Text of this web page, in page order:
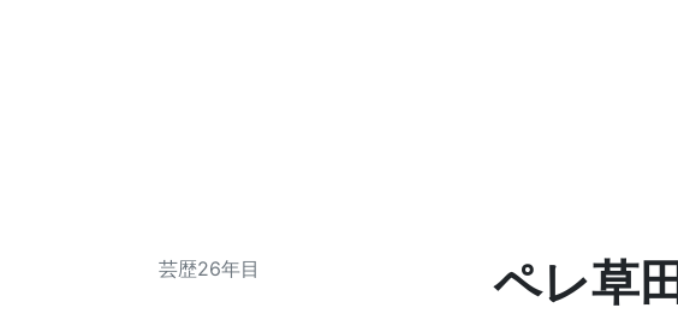
芸歴26年目 ペレ草田